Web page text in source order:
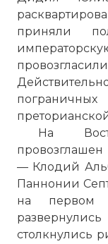
приняли
На
— Клодий
Паннонии
на первом
столкнулись